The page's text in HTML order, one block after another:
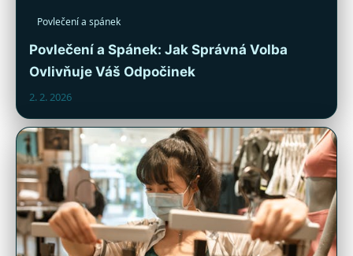
Povlečení a spánek
Povlečení a Spánek: Jak Správná Volba
Ovlivňuje Váš Odpočinek
2. 2. 2026